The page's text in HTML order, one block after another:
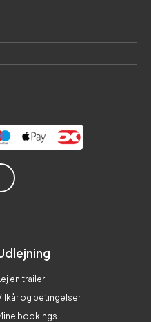
en trailer
og betingelser
bookings